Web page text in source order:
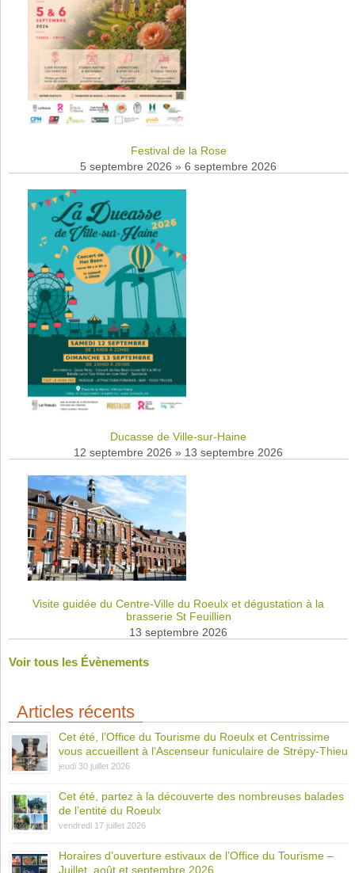
Festival de la Rose
5 septembre 2026 » 6 septembre 2026
Ducasse de Ville-sur-Haine
12 septembre 2026 » 13 septembre 2026
Visite guidée du Centre-Ville du Roeulx et dégustation à la
brasserie St Feuillien
13 septembre 2026
Voir tous les Évènements
Articles récents
Cet été, l’Office du Tourisme du Roeulx et Centrissime
vous accueillent à l’Ascenseur funiculaire de Strépy-Thieu
jeudi 30 juillet 2026
Cet été, partez à la découverte des nombreuses balades
de l’entité du Roeulx
vendredi 17 juillet 2026
Horaires d’ouverture estivaux de l’Office du Tourisme –
Juillet, août et septembre 2026